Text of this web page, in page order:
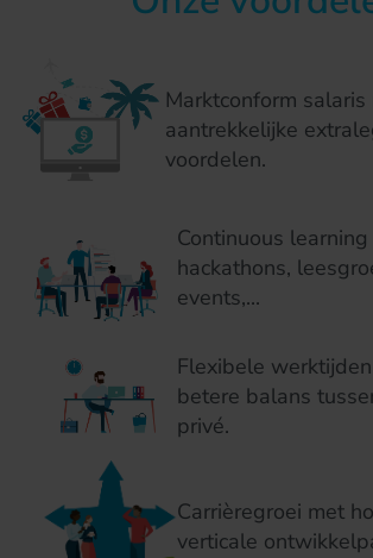
Marktconform salaris
aantrekkelijke
voordelen.
Continuous learning
hackathons,
events,...
Flexibele
betere balans
privé.
Carrièregroei met
verticale